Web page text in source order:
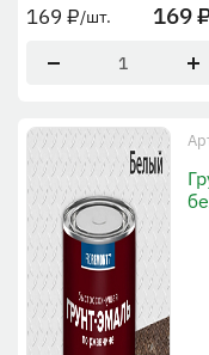
169 ₽/шт. 169